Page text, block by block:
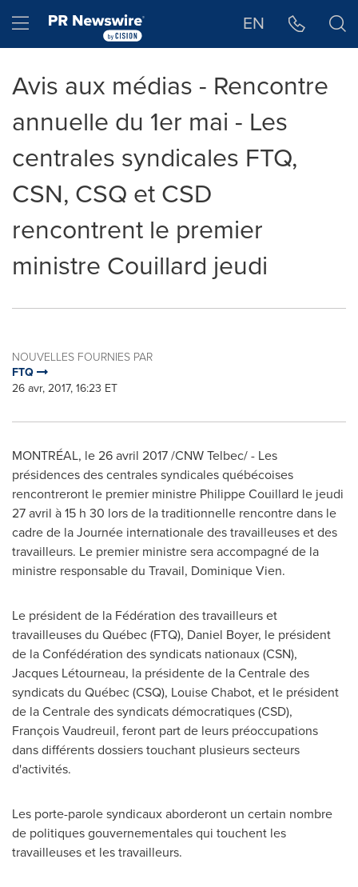
Hamburger menu EN
Avis aux médias - Rencontre
annuelle du 1er mai - Les
centrales syndicales FTQ,
CSN, CSQ et CSD
rencontrent le premier
ministre Couillard jeudi
NOUVELLES FOURNIES PAR
FTQ
26 avr, 2017, 16:23 ET
MONTRÉAL, le 26 avril 2017 /CNW Telbec/ - Les
présidences des centrales syndicales québécoises
rencontreront le premier ministre Philippe Couillard le jeudi
27 avril à 15 h 30 lors de la traditionnelle rencontre dans le
cadre de la Journée internationale des travailleuses et des
travailleurs. Le premier ministre sera accompagné de la
ministre responsable du Travail, Dominique Vien.
Le président de la Fédération des travailleurs et
travailleuses du Québec (FTQ), Daniel Boyer, le président
de la Confédération des syndicats nationaux (CSN),
Jacques Létourneau, la présidente de la Centrale des
syndicats du Québec (CSQ), Louise Chabot, et le président
de la Centrale des syndicats démocratiques (CSD),
François Vaudreuil, feront part de leurs préoccupations
dans différents dossiers touchant plusieurs secteurs
d'activités.
Les porte-parole syndicaux aborderont un certain nombre
de politiques gouvernementales qui touchent les
travailleuses et les travailleurs.